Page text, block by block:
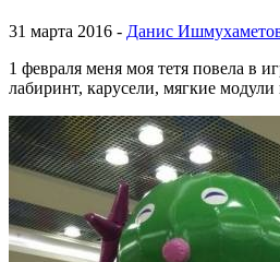
31 марта 2016 - Данис
1 февраля меня моя тетя повела в
лабиринт, карусели, мягкие модули